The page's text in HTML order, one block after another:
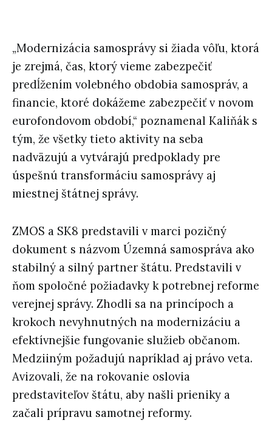
„Modernizácia samosprávy si žiada vôľu, ktorá
je zrejmá, čas, ktorý vieme zabezpečiť
predĺžením volebného obdobia samospráv, a
financie, ktoré dokážeme zabezpečiť v novom
eurofondovom období,“ poznamenal Kaliňák s
tým, že všetky tieto aktivity na seba
nadväzujú a vytvárajú predpoklady pre
úspešnú transformáciu samosprávy aj
miestnej štátnej správy.
ZMOS a SK8 predstavili v marci pozičný
dokument s názvom Územná samospráva ako
stabilný a silný partner štátu. Predstavili v
ňom spoločné požiadavky k potrebnej reforme
verejnej správy. Zhodli sa na princípoch a
krokoch nevyhnutných na modernizáciu a
efektívnejšie fungovanie služieb občanom.
Medziiným požadujú napríklad aj právo veta.
Avizovali, že na rokovanie oslovia
predstaviteľov štátu, aby našli prieniky a
začali prípravu samotnej reformy.